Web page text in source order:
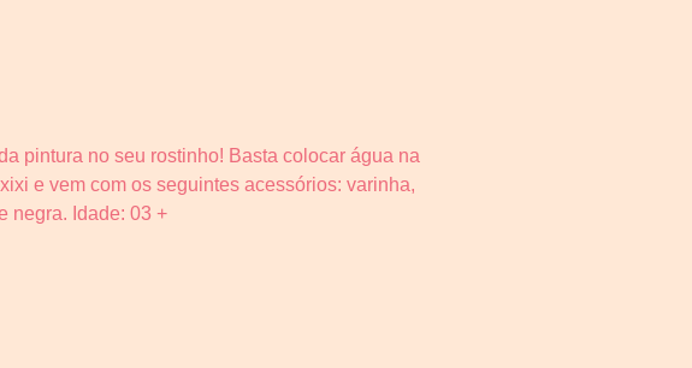
pintura no seu rostinho! Basta colocar água na
e vem com os seguintes acessórios: varinha,
negra. Idade: 03 +